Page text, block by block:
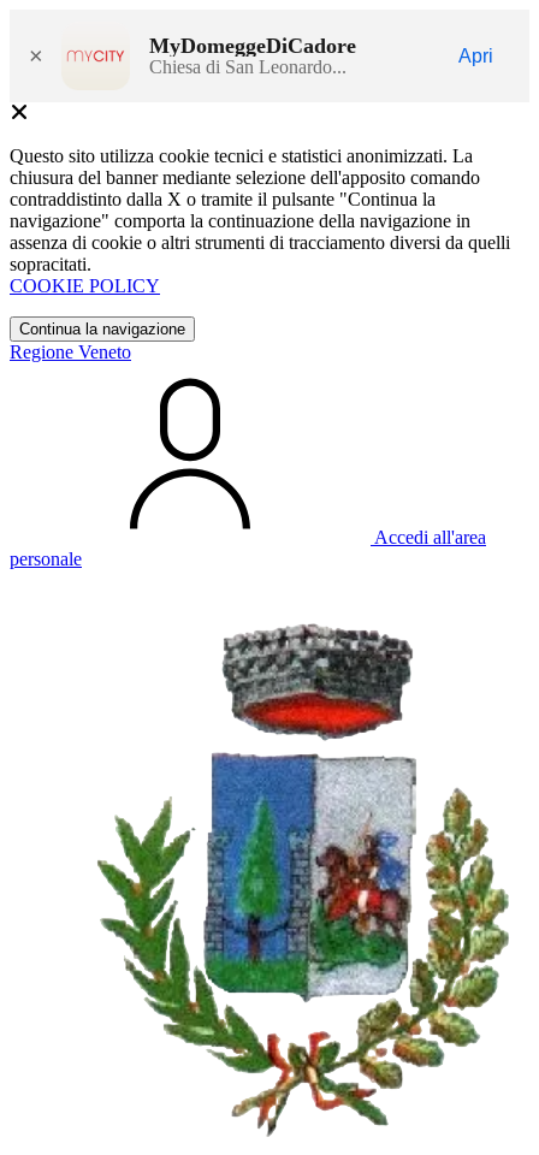
× MyDomeggeDiCadore
Chiesa di San Leonardo...
Apri
Questo sito utilizza cookie tecnici e statistici anonimizzati. La
chiusura del banner mediante selezione dell'apposito comando
contraddistinto dalla X o tramite il pulsante "Continua la
navigazione" comporta la continuazione della navigazione in
assenza di cookie o altri strumenti di tracciamento diversi da quelli
sopracitati.
COOKIE POLICY
Continua la navigazione
Regione Veneto
Accedi all'area
personale